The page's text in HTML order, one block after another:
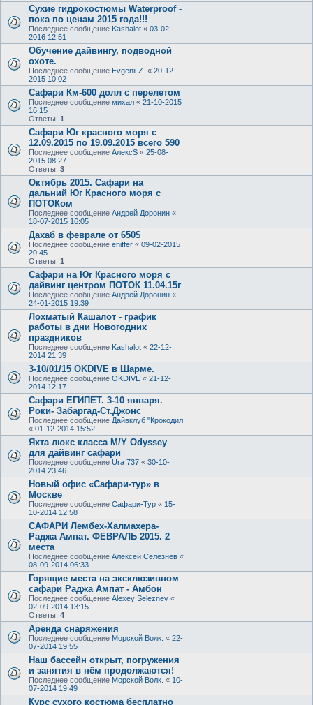
Сухие гидрокостюмы Waterproof -
пока по ценам 2015 года!!!
Последнее сообщение Kashalot « 03-02-
2016 12:51
Обучение дайвингу, подводной
охоте.
Последнее сообщение Evgenii Z. « 20-12-
2015 10:02
Сафари Км-600 долл с перелетом
Последнее сообщение михал « 21-10-2015
16:15
Ответы: 1
Сафари Юг красного моря с
12.09.2015 по 19.09.2015 всего 590
Последнее сообщение АлексS « 25-08-
2015 08:27
Ответы: 3
Октябрь 2015. Сафари на
дальний Юг Красного моря с
ПОТОКом
Последнее сообщение Андрей Доронин «
18-07-2015 16:05
Дахаб в феврале от 650$
Последнее сообщение eniffer « 09-02-2015
20:45
Ответы: 1
Сафари на Юг Красного моря с
дайвинг центром ПОТОК 11.04.15г
Последнее сообщение Андрей Доронин «
24-01-2015 19:39
Лохматый Кашалот - график
работы в дни Новогодних
праздников
Последнее сообщение Kashalot « 22-12-
2014 21:39
3-10/01/15 OKDIVE в Шарме.
Последнее сообщение OKDIVE « 21-12-
2014 12:17
Сафари ЕГИПЕТ. 3-10 января.
Роки- Забаргад-Cт.Джонс
Последнее сообщение Дайвклуб "Крокодил
« 01-12-2014 15:52
Яхта люкс класса M/Y Odyssey
для дайвинг сафари
Последнее сообщение Ura 737 « 30-10-
2014 23:46
Новый офис «Сафари-тур» в
Москве
Последнее сообщение Сафари-Тур « 15-
10-2014 12:58
САФАРИ Лембех-Халмахера-
Раджа Ампат. ФЕВРАЛЬ 2015. 2
места
Последнее сообщение Алексей Селезнев «
08-09-2014 06:33
Горящие места на эксклюзивном
сафари Раджа Ампат - Амбон
Последнее сообщение Alexey Seleznev «
02-09-2014 13:15
Ответы: 4
Аренда снаряжения
Последнее сообщение Морской Волк. « 22-
07-2014 19:55
Наш бассейн открыт, погружения
и занятия в нём продолжаются!
Последнее сообщение Морской Волк. « 10-
07-2014 19:49
Курс сухого костюма бесплатно